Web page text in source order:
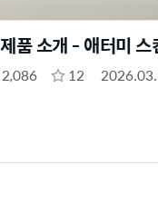
품 소개 - 애터미
2,086 12